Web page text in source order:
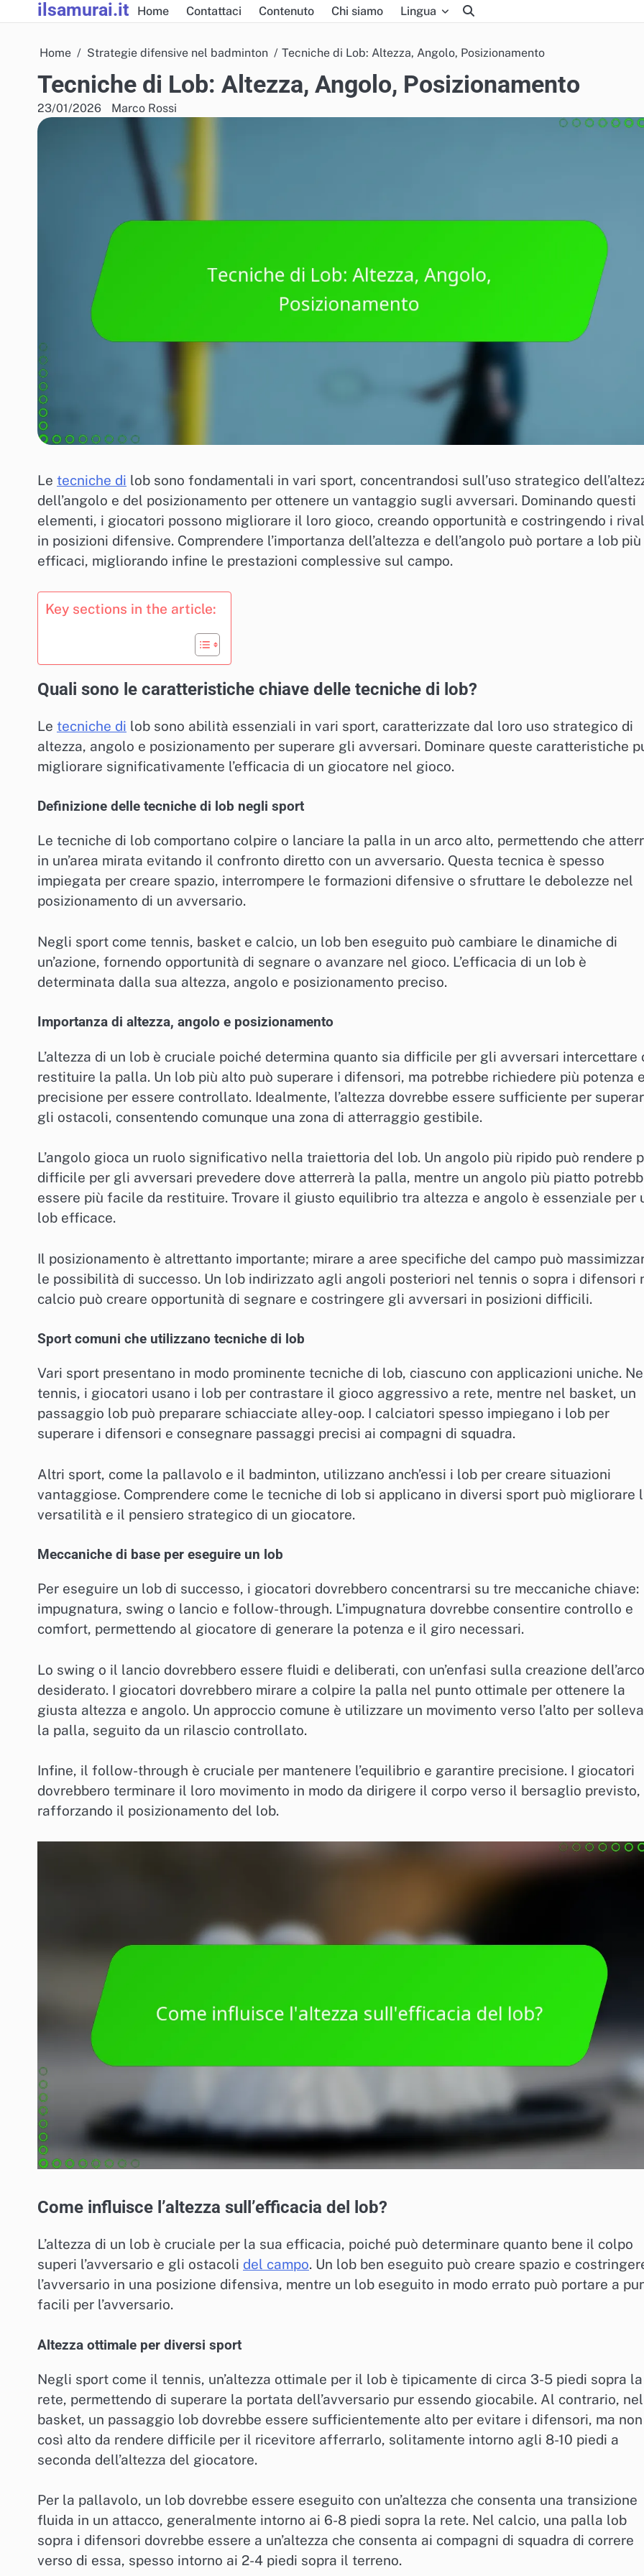
to
ilsamurai.it Home Contattaci Contenuto Chi siamo Lingua
Home Strategie difensive nel badminton Tecniche di Lob: Altezza, Angolo, Posizionamento
Tecniche di Lob: Altezza, Angolo, Posizionamento
23/01/2026 Marco Rossi
Le tecniche di lob sono fondamentali in vari sport, concentrandosi sull’uso strategico
dell’angolo e del posizionamento per ottenere un vantaggio sugli avversari. Dominando questi
elementi, i giocatori possono migliorare il loro gioco, creando opportunità e costringendo i
in posizioni difensive. Comprendere l’importanza dell’altezza e dell’angolo può portare a lob più
efficaci, migliorando infine le prestazioni complessive sul campo.
Key sections in the article:
Quali sono le caratteristiche chiave delle tecniche di lob?
Le tecniche di lob sono abilità essenziali in vari sport, caratterizzate dal loro uso strategico di
altezza, angolo e posizionamento per superare gli avversari. Dominare queste caratteristiche
migliorare significativamente l’efficacia di un giocatore nel gioco.
Definizione delle tecniche di lob negli sport
Le tecniche di lob comportano colpire o lanciare la palla in un arco alto, permettendo che
in un’area mirata evitando il confronto diretto con un avversario. Questa tecnica è spesso
impiegata per creare spazio, interrompere le formazioni difensive o sfruttare le debolezze nel
posizionamento di un avversario.
Negli sport come tennis, basket e calcio, un lob ben eseguito può cambiare le dinamiche di
un’azione, fornendo opportunità di segnare o avanzare nel gioco. L’efficacia di un lob è
determinata dalla sua altezza, angolo e posizionamento preciso.
Importanza di altezza, angolo e posizionamento
L’altezza di un lob è cruciale poiché determina quanto sia difficile per gli avversari intercettare
restituire la palla. Un lob più alto può superare i difensori, ma potrebbe richiedere più potenza
precisione per essere controllato. Idealmente, l’altezza dovrebbe essere sufficiente per
gli ostacoli, consentendo comunque una zona di atterraggio gestibile.
L’angolo gioca un ruolo significativo nella traiettoria del lob. Un angolo più ripido può rendere
difficile per gli avversari prevedere dove atterrerà la palla, mentre un angolo più piatto
essere più facile da restituire. Trovare il giusto equilibrio tra altezza e angolo è essenziale per
lob efficace.
Il posizionamento è altrettanto importante; mirare a aree specifiche del campo può
le possibilità di successo. Un lob indirizzato agli angoli posteriori nel tennis o sopra i difensori
calcio può creare opportunità di segnare e costringere gli avversari in posizioni difficili.
Sport comuni che utilizzano tecniche di lob
Vari sport presentano in modo prominente tecniche di lob, ciascuno con applicazioni uniche.
tennis, i giocatori usano i lob per contrastare il gioco aggressivo a rete, mentre nel basket, un
passaggio lob può preparare schiacciate alley-oop. I calciatori spesso impiegano i lob per
superare i difensori e consegnare passaggi precisi ai compagni di squadra.
Altri sport, come la pallavolo e il badminton, utilizzano anch’essi i lob per creare situazioni
vantaggiose. Comprendere come le tecniche di lob si applicano in diversi sport può migliorare
versatilità e il pensiero strategico di un giocatore.
Meccaniche di base per eseguire un lob
Per eseguire un lob di successo, i giocatori dovrebbero concentrarsi su tre meccaniche chiave:
impugnatura, swing o lancio e follow-through. L’impugnatura dovrebbe consentire controllo e
comfort, permettendo al giocatore di generare la potenza e il giro necessari.
Lo swing o il lancio dovrebbero essere fluidi e deliberati, con un’enfasi sulla creazione dell’arco
desiderato. I giocatori dovrebbero mirare a colpire la palla nel punto ottimale per ottenere la
giusta altezza e angolo. Un approccio comune è utilizzare un movimento verso l’alto per
la palla, seguito da un rilascio controllato.
Infine, il follow-through è cruciale per mantenere l’equilibrio e garantire precisione. I giocatori
dovrebbero terminare il loro movimento in modo da dirigere il corpo verso il bersaglio previsto,
rafforzando il posizionamento del lob.
Come influisce l’altezza sull’efficacia del lob?
L’altezza di un lob è cruciale per la sua efficacia, poiché può determinare quanto bene il colpo
superi l’avversario e gli ostacoli del campo. Un lob ben eseguito può creare spazio e
l’avversario in una posizione difensiva, mentre un lob eseguito in modo errato può portare a
facili per l’avversario.
Altezza ottimale per diversi sport
Negli sport come il tennis, un’altezza ottimale per il lob è tipicamente di circa 3-5 piedi sopra la
rete, permettendo di superare la portata dell’avversario pur essendo giocabile. Al contrario, nel
basket, un passaggio lob dovrebbe essere sufficientemente alto per evitare i difensori, ma non
così alto da rendere difficile per il ricevitore afferrarlo, solitamente intorno agli 8-10 piedi a
seconda dell’altezza del giocatore.
Per la pallavolo, un lob dovrebbe essere eseguito con un’altezza che consenta una transizione
fluida in un attacco, generalmente intorno ai 6-8 piedi sopra la rete. Nel calcio, una palla lob
sopra i difensori dovrebbe essere a un’altezza che consenta ai compagni di squadra di correre
verso di essa, spesso intorno ai 2-4 piedi sopra il terreno.